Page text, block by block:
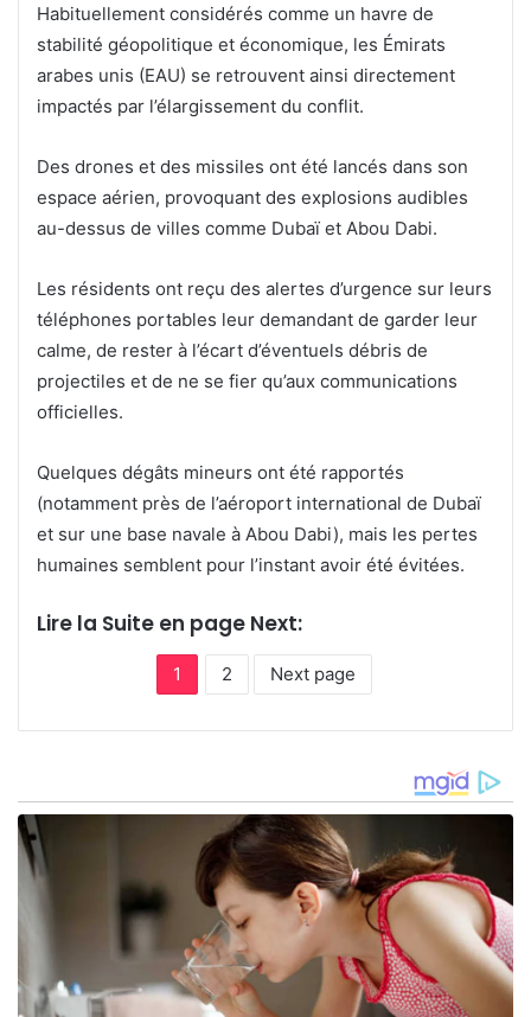
Habituellement considérés comme un havre de
stabilité géopolitique et économique, les Émirats
arabes unis (EAU) se retrouvent ainsi directement
impactés par l’élargissement du conflit.
Des drones et des missiles ont été lancés dans son
espace aérien, provoquant des explosions audibles
au-dessus de villes comme Dubaï et Abou Dabi.
Les résidents ont reçu des alertes d’urgence sur leurs
téléphones portables leur demandant de garder leur
calme, de rester à l’écart d’éventuels débris de
projectiles et de ne se fier qu’aux communications
officielles.
Quelques dégâts mineurs ont été rapportés
(notamment près de l’aéroport international de Dubaï
et sur une base navale à Abou Dabi), mais les pertes
humaines semblent pour l’instant avoir été évitées.
Lire la Suite en page Next:
1 2 Next page